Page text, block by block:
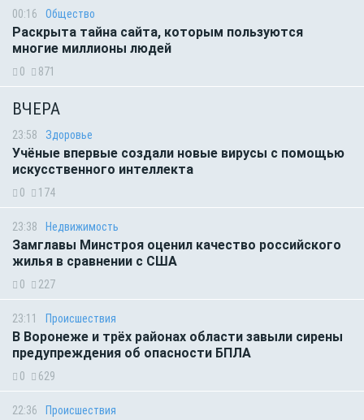
00:16 Общество
Раскрыта тайна сайта, которым пользуются
многие миллионы людей
0 871
ВЧЕРА
23:58 Здоровье
Учёные впервые создали новые вирусы с помощью
искусственного интеллекта
0 174
23:38 Недвижимость
Замглавы Минстроя оценил качество российского
жилья в сравнении с США
0 227
23:11 Происшествия
В Воронеже и трёх районах области завыли сирены
предупреждения об опасности БПЛА
0 629
22:36 Происшествия